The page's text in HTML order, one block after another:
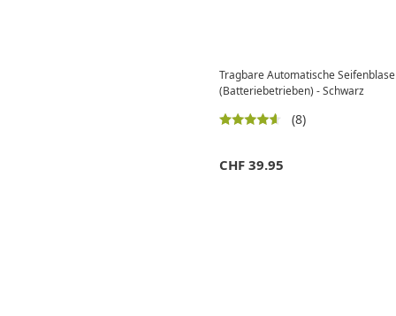
Tragbare Automatische
(Batteriebetrieben) - Schwarz
(8)
CHF 39.95